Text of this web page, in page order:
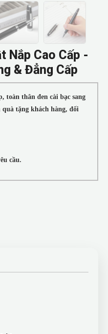
Nắp Cao Cấp -
& Đẳng Cấp
toàn thân đen cài bạc sang
tặng khách hàng, đối
cầu.